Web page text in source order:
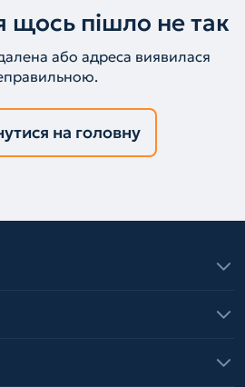
щось пішло не так
або адреса виявилася
на головну